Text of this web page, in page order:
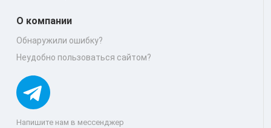
Напишите нам в мессенджер
О компании
Обнаружили ошибку?
Неудобно пользоваться сайтом?